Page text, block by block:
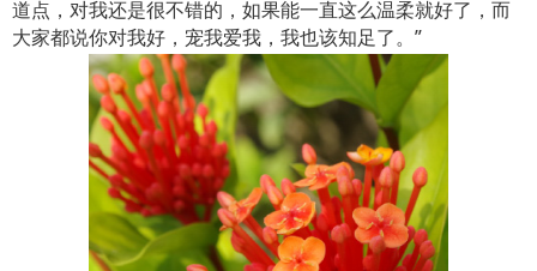
道点，对我还是很不错的，如果能一直这么温柔就好了，而
大家都说你对我好，宠我爱我，我也该知足了。”